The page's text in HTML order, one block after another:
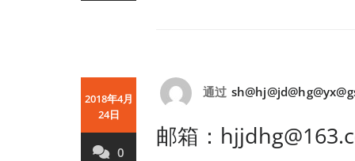
2018年4月
24日
0
通过
邮箱：